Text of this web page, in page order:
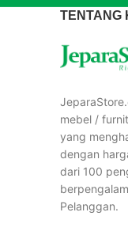
TENTANG
mebel /
yang
dengan
dari 100
Pelanggan.